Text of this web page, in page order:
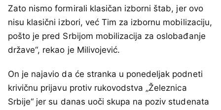
Zato nismo formirali klasičan izborni štab, jer ovo
nisu klasični izbori, već Tim za izbornu mobilizaciju,
pošto je pred Srbijom mobilizacija za oslobađanje
države“, rekao je Milivojević.
On je najavio da će stranka u ponedeljak podneti
krivičnu prijavu protiv rukovodstva „Železnica
Srbije“ jer su danas uoči skupa na poziv studenata